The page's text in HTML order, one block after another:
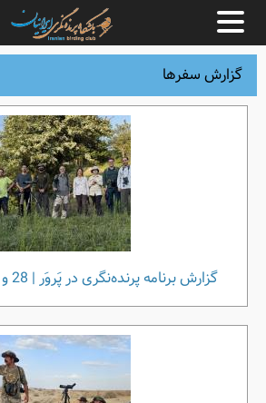
گزارش سفرها
گزارش برنامه پرنده‌نگری در پَروَر | 28 و 29 خرداد 1405